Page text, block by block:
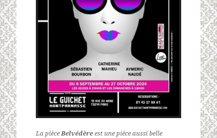
La pièceBelvédèreest une pièce aussi belle